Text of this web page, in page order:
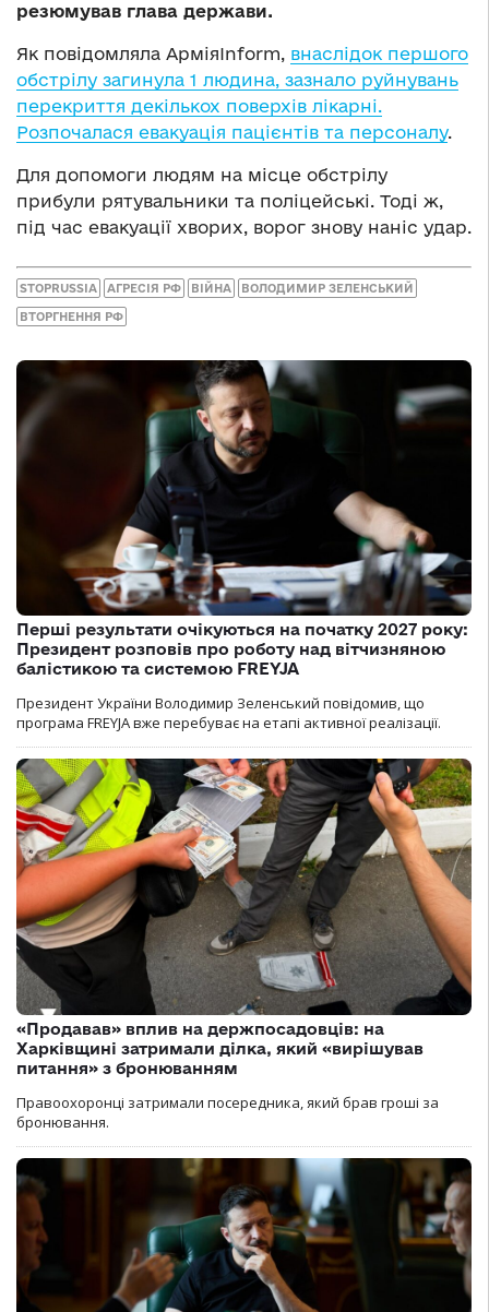
резюмував глава держави.
Як повідомляла АрміяInform, внаслідок першого
обстрілу загинула 1 людина, зазнало руйнувань
перекриття декількох поверхів лікарні.
Розпочалася евакуація пацієнтів та персоналу.
Для допомоги людям на місце обстрілу
прибули рятувальники та поліцейські. Тоді ж,
під час евакуації хворих, ворог знову наніс удар.
STOPRUSSIA АГРЕСІЯ РФ ВІЙНА ВОЛОДИМИР ЗЕЛЕНСЬКИЙ
ВТОРГНЕННЯ РФ
Перші результати очікуються на початку 2027 року:
Президент розповів про роботу над вітчизняною
балістикою та системою FREYJA
Президент України Володимир Зеленський повідомив, що
програма FREYJA вже перебуває на етапі активної реалізації.
«Продавав» вплив на держпосадовців: на
Харківщині затримали ділка, який «вирішував
питання» з бронюванням
Правоохоронці затримали посередника, який брав гроші за
бронювання.